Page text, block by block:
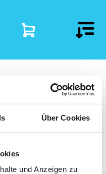
Über Cookies
und Anzeigen zu